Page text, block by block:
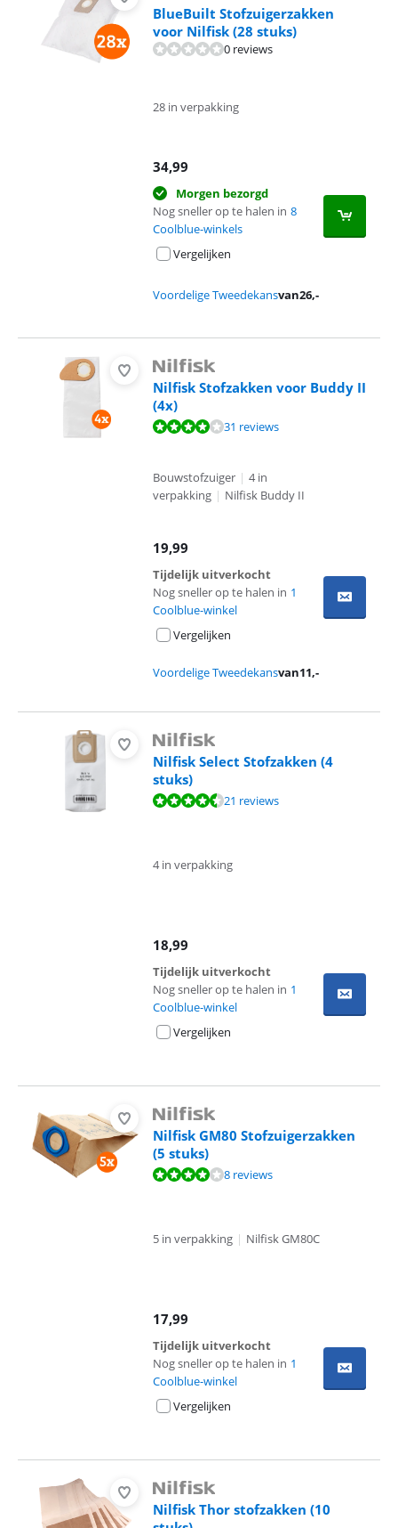
BlueBuilt Stofzuigerzakken
voor Nilfisk (28 stuks)
0 reviews
28 in verpakking
34,99
Morgen bezorgd
Nog sneller op te halen in 8
Coolblue-winkels
Vergelijken
Voordelige Tweedekansvan26,-
Nilfisk Stofzakken voor Buddy II
(4x)
Beoordeling is 8,3 van de 10, gebaseerd op 31 reviews.
31 reviews
Bouwstofzuiger | 4 in
verpakking | Nilfisk Buddy II
19,99
Tijdelijk uitverkocht
Nog sneller op te halen in 1
Coolblue-winkel
Vergelijken
Voordelige Tweedekansvan11,-
Nilfisk Select Stofzakken (4
stuks)
Beoordeling is 8,8 van de 10, gebaseerd op 21 reviews.
21 reviews
4 in verpakking
18,99
Tijdelijk uitverkocht
Nog sneller op te halen in 1
Coolblue-winkel
Vergelijken
Nilfisk GM80 Stofzuigerzakken
(5 stuks)
Beoordeling is 8,2 van de 10, gebaseerd op 8 reviews.
8 reviews
5 in verpakking | Nilfisk GM80C
17,99
Tijdelijk uitverkocht
Nog sneller op te halen in 1
Coolblue-winkel
Vergelijken
Nilfisk Thor stofzakken (10